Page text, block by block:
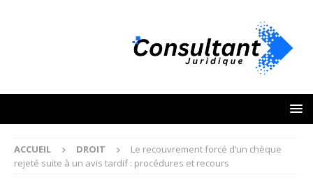
ACCUEIL DROIT
Le recouvrement forcé d’un chèque
rejeté suite à un avis tardif : procédures et recours